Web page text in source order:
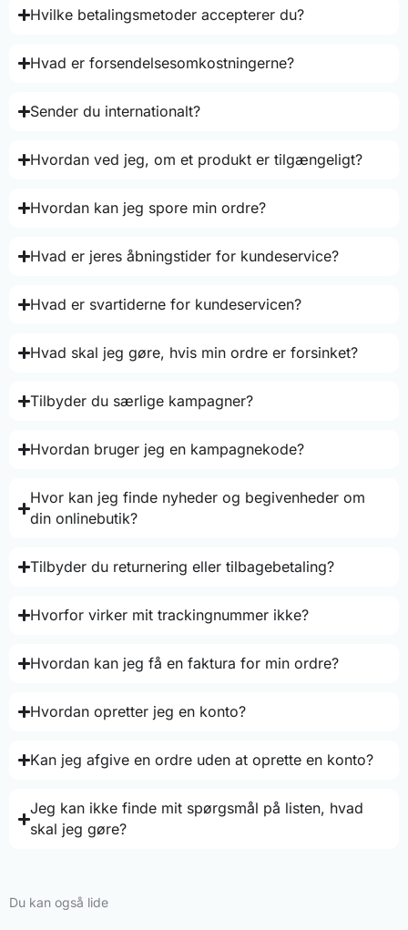
Hvilke betalingsmetoder accepterer du?
Hvad er forsendelsesomkostningerne?
Sender du internationalt?
Hvordan ved jeg, om et produkt er tilgængeligt?
Hvordan kan jeg spore min ordre?
Hvad er jeres åbningstider for kundeservice?
Hvad er svartiderne for kundeservicen?
Hvad skal jeg gøre, hvis min ordre er forsinket?
Tilbyder du særlige kampagner?
Hvordan bruger jeg en kampagnekode?
Hvor kan jeg finde nyheder og begivenheder om
din onlinebutik?
Tilbyder du returnering eller tilbagebetaling?
Hvorfor virker mit trackingnummer ikke?
Hvordan kan jeg få en faktura for min ordre?
Hvordan opretter jeg en konto?
Kan jeg afgive en ordre uden at oprette en konto?
Jeg kan ikke finde mit spørgsmål på listen, hvad
skal jeg gøre?
Du kan også lide